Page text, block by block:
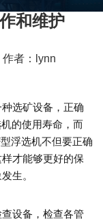
和维护
者：lynn
选矿设备，正确
的使用寿命，而
浮选机不但要正确
才能够更好的保
生。
设备，检查各管